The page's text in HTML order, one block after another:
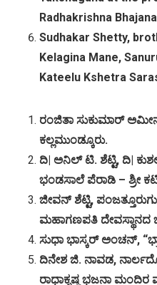
Radhakrishna
Sudhakar Shetty,
Kelagina Mane,
Kateelu Kshetra
ರಂಜಿತಾ ಸುಕುಮಾರ್
ಕಲ್ಲಮುಂಡ್ಕೂರು.
ದಿ| ಅನಿಲ್ ಟಿ. ಶೆಟ್ಟಿ, ದಿ|
ಭಂಡಸಾಲೆ ಪೆರಾಡಿ – ಶ್ರೀ
ಜೀವನ್ ಶೆಟ್ಟಿ,
ಮಹಾಗಣಪತಿ ದೇವಸ್ಥಾನದ
ಸುಧಾ ಭಾಸ್ಕರ್ ಅಂಚನ್, “
ದಿನೇಶ ಜಿ. ನಾವಡ,
ರಾಧಾಕೃಷ್ಣ ಭಜನಾ ಮಂದಿರ